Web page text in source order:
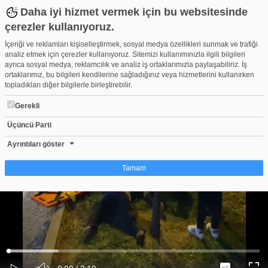
Daha iyi hizmet vermek için bu websitesinde
çerezler kullanıyoruz.
İçeriği ve reklamları kişiselleştirmek, sosyal medya özellikleri sunmak ve trafiği
analiz etmek için çerezler kullanıyoruz. Sitemizi kullanımınızla ilgili bilgileri
ayrıca sosyal medya, reklamcılık ve analiz iş ortaklarımızla paylaşabiliriz. İş
ortaklarımız, bu bilgileri kendilerine sağladığınız veya hizmetlerini kullanırken
topladıkları diğer bilgilerle birleştirebilir.
Gerekli
Üçüncü Parti
Ayrıntıları göster
Tamam
Çerez nedir?
Çerezler, web-sitelerinin, kullanıcıların deneyimlerini daha verimli hale getirmek
amacıyla kullandığı küçük metin dosyalarıdır. Yasalara göre, bu sitenin
işletilmesi için kesinlikle gerekli olan çerezleri cihazınıza yerleştirebiliyoruz.
Diğer çerez türleri için sizden izin almamız gerekiyor. Bu site farklı çerez türleri
kullanmaktadır. Bazı çerezler, sayfalarımızda yer alan üçüncü şahıs hizmetleri
tarafından yerleştirilir. İzniniz şu alanlar için geçerlidir: web.tv
Ses
Yüklendi:
Yükleniyor:
Kameralara Yansıyan Dehşet